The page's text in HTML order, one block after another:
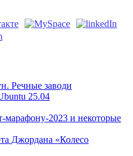
Речные заводи
25.04
марафону-2023 и некоторые
Джордана «Колесо